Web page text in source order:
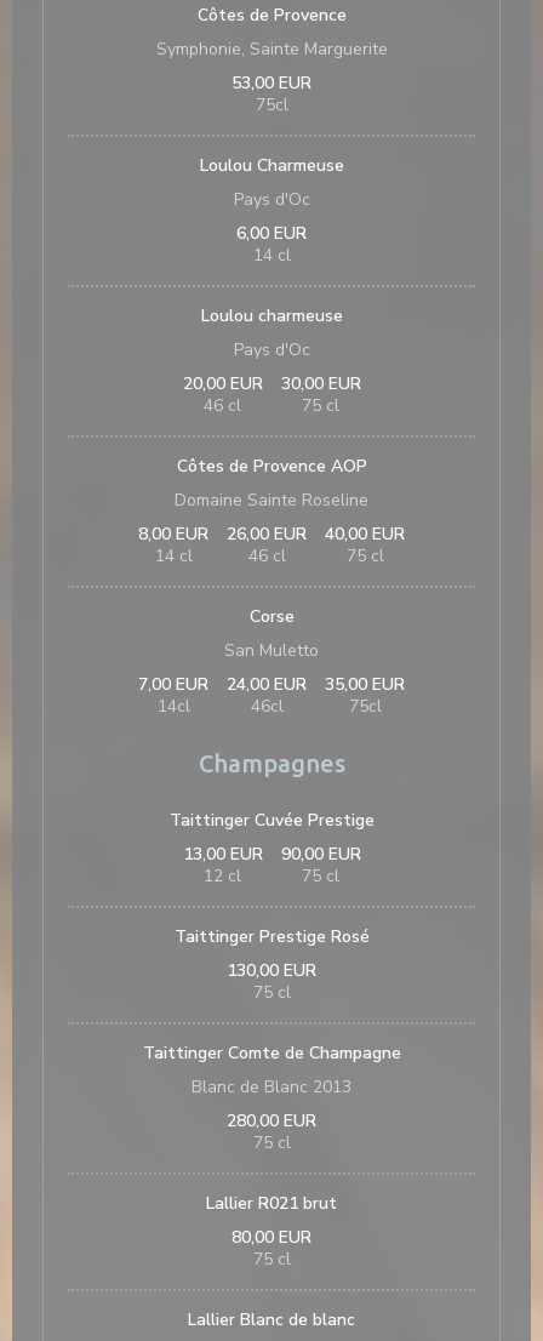
Côtes de Provence
Symphonie, Sainte Marguerite
53,00 EUR
75cl
Loulou Charmeuse
Pays d'Oc
6,00 EUR
14 cl
Loulou charmeuse
Pays d'Oc
20,00 EUR
46 cl
30,00 EUR
75 cl
Côtes de Provence AOP
Domaine Sainte Roseline
8,00 EUR
14 cl
26,00 EUR
46 cl
40,00 EUR
75 cl
Corse
San Muletto
7,00 EUR
14cl
24,00 EUR
46cl
35,00 EUR
75cl
Champagnes
Taittinger Cuvée Prestige
13,00 EUR
12 cl
90,00 EUR
75 cl
Taittinger Prestige Rosé
130,00 EUR
75 cl
Taittinger Comte de Champagne
Blanc de Blanc 2013
280,00 EUR
75 cl
Lallier R021 brut
80,00 EUR
75 cl
Lallier Blanc de blanc